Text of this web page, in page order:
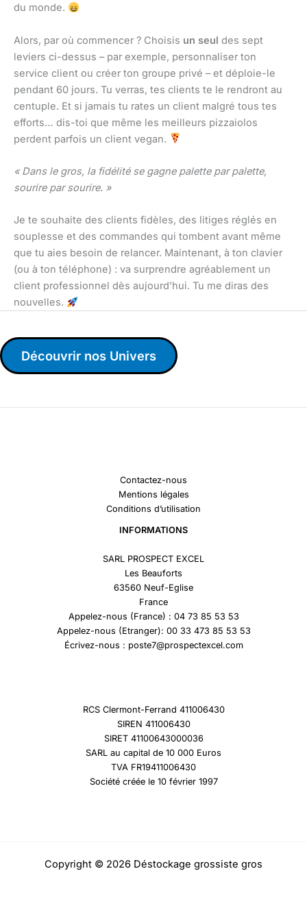
du monde.
Alors, par où commencer ? Choisis un seul des sept
leviers ci-dessus – par exemple, personnaliser ton
service client ou créer ton groupe privé – et déploie-le
pendant 60 jours. Tu verras, tes clients te le rendront au
centuple. Et si jamais tu rates un client malgré tous tes
efforts… dis-toi que même les meilleurs pizzaiolos
perdent parfois un client vegan.
« Dans le gros, la fidélité se gagne palette par palette,
sourire par sourire. »
Je te souhaite des clients fidèles, des litiges réglés en
souplesse et des commandes qui tombent avant même
que tu aies besoin de relancer. Maintenant, à ton clavier
(ou à ton téléphone) : va surprendre agréablement un
client professionnel dès aujourd’hui. Tu me diras des
nouvelles.
Découvrir nos Univers
Contactez-nous
Mentions légales
Conditions d’utilisation
INFORMATIONS
SARL PROSPECT EXCEL
Les Beauforts
63560 Neuf-Eglise
France
Appelez-nous (France) : 04 73 85 53 53
Appelez-nous (Etranger): 00 33 473 85 53 53
Écrivez-nous : poste7@prospectexcel.com
RCS Clermont-Ferrand 411006430
SIREN 411006430
SIRET 41100643000036
SARL au capital de 10 000 Euros
TVA FR19411006430
Société créée le 10 février 1997
Copyright © 2026 Déstockage grossiste gros